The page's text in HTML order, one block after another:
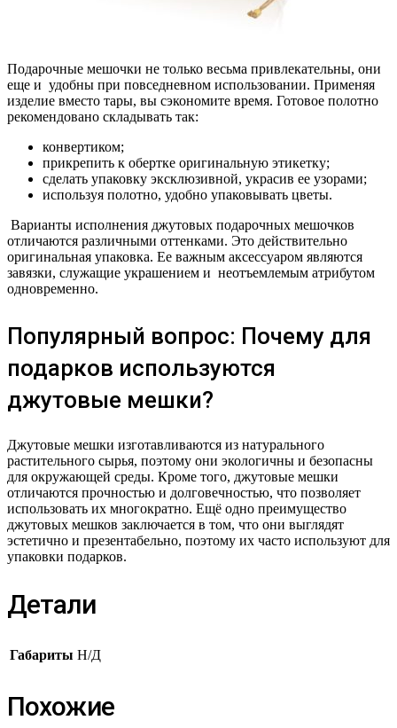
Подарочные мешочки не только весьма привлекательны, они
еще и удобны при повседневном использовании. Применяя
изделие вместо тары, вы сэкономите время. Готовое полотно
рекомендовано складывать так:
конвертиком;
прикрепить к обертке оригинальную этикетку;
сделать упаковку эксклюзивной, украсив ее узорами;
используя полотно, удобно упаковывать цветы.
Варианты исполнения джутовых подарочных мешочков
отличаются различными оттенками. Это действительно
оригинальная упаковка. Ее важным аксессуаром являются
завязки, служащие украшением и неотъемлемым атрибутом
одновременно.
Популярный вопрос: Почему для
подарков используются
джутовые мешки?
Джутовые мешки изготавливаются из натурального
растительного сырья, поэтому они экологичны и безопасны
для окружающей среды. Кроме того, джутовые мешки
отличаются прочностью и долговечностью, что позволяет
использовать их многократно. Ещё одно преимущество
джутовых мешков заключается в том, что они выглядят
эстетично и презентабельно, поэтому их часто используют для
упаковки подарков.
Детали
Габариты Н/Д
Похожие